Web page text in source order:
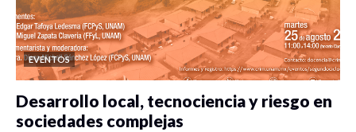
EVENTOS
Desarrollo local, tecnociencia y riesgo en
sociedades complejas